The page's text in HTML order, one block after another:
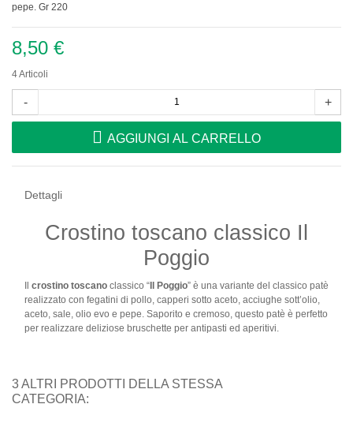
pepe. Gr 220
8,50 €
4Articoli
- +
AGGIUNGI AL CARRELLO
Dettagli
Crostino toscano classico Il
Poggio
Il crostino toscanoclassico “Il Poggio” è una variante del classico patè
realizzato con fegatini di pollo, capperi sotto aceto, acciughe sott’olio,
aceto, sale, olio evo e pepe. Saporito e cremoso, questo patè è perfetto
per realizzare deliziose bruschette per antipasti ed aperitivi.
3 ALTRI PRODOTTI DELLA STESSA
CATEGORIA: